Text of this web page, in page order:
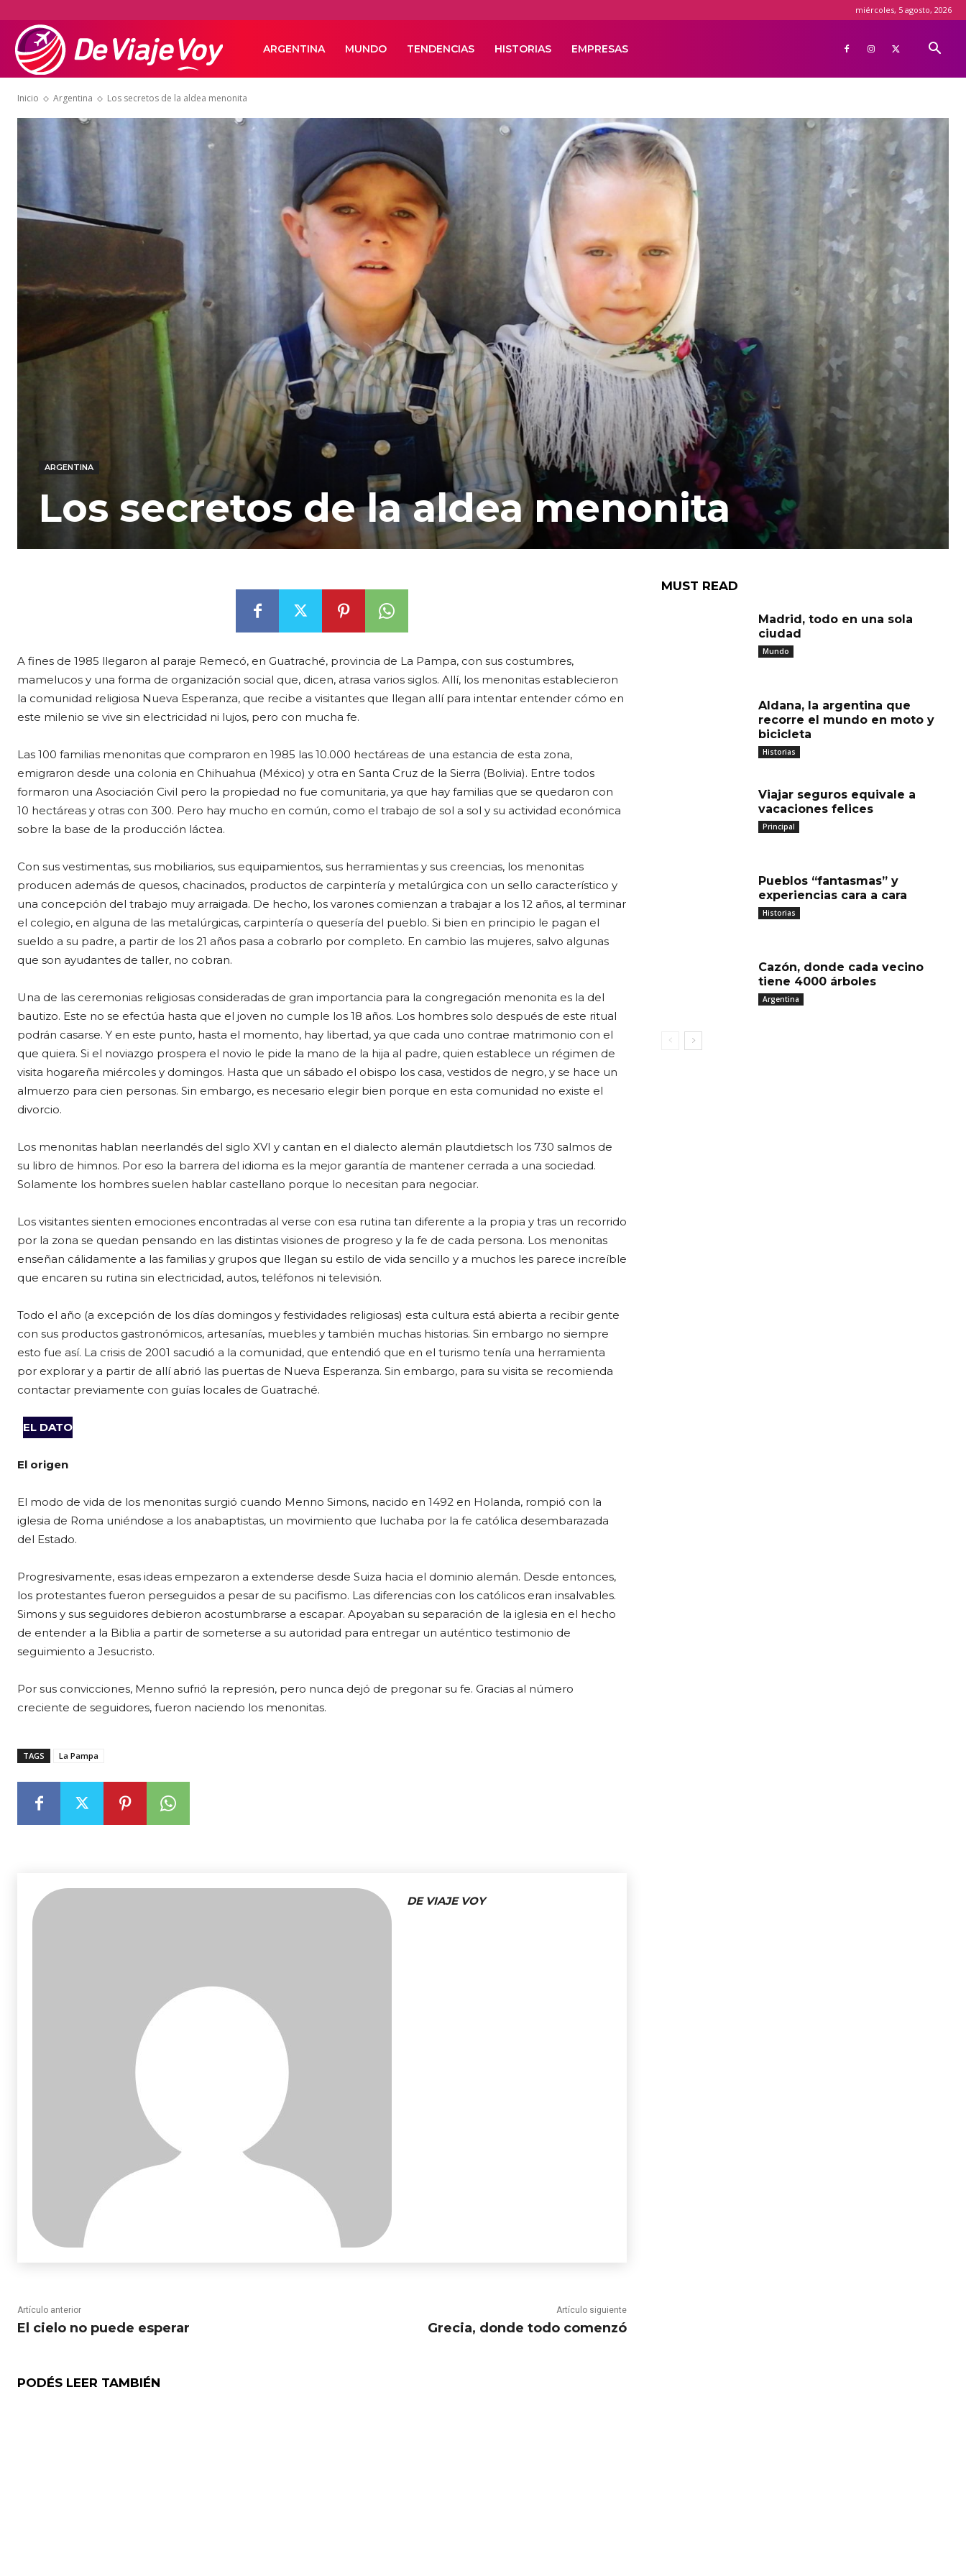
miércoles, 5 agosto, 2026
De
Viaje
ARGENTINA MUNDO TENDENCIAS HISTORIAS EMPRESAS
Inicio Argentina Los secretos de la aldea menonita
ARGENTINA
Los secretos de la aldea menonita
A fines de 1985 llegaron al paraje Remecó, en Guatraché, provincia de La Pampa, con sus costumbres,
mamelucos y una forma de organización social que, dicen, atrasa varios siglos. Allí, los menonitas establecieron
la comunidad religiosa Nueva Esperanza, que recibe a visitantes que llegan allí para intentar entender cómo en
este milenio se vive sin electricidad ni lujos, pero con mucha fe.
Las 100 familias menonitas que compraron en 1985 las 10.000 hectáreas de una estancia de esta zona,
emigraron desde una colonia en Chihuahua (México) y otra en Santa Cruz de la Sierra (Bolivia). Entre todos
formaron una Asociación Civil pero la propiedad no fue comunitaria, ya que hay familias que se quedaron con
10 hectáreas y otras con 300. Pero hay mucho en común, como el trabajo de sol a sol y su actividad económica
sobre la base de la producción láctea.
Con sus vestimentas, sus mobiliarios, sus equipamientos, sus herramientas y sus creencias, los menonitas
producen además de quesos, chacinados, productos de carpintería y metalúrgica con un sello característico y
una concepción del trabajo muy arraigada. De hecho, los varones comienzan a trabajar a los 12 años, al terminar
el colegio, en alguna de las metalúrgicas, carpintería o quesería del pueblo. Si bien en principio le pagan el
sueldo a su padre, a partir de los 21 años pasa a cobrarlo por completo. En cambio las mujeres, salvo algunas
que son ayudantes de taller, no cobran.
Una de las ceremonias religiosas consideradas de gran importancia para la congregación menonita es la del
bautizo. Este no se efectúa hasta que el joven no cumple los 18 años. Los hombres solo después de este ritual
podrán casarse. Y en este punto, hasta el momento, hay libertad, ya que cada uno contrae matrimonio con el
que quiera. Si el noviazgo prospera el novio le pide la mano de la hija al padre, quien establece un régimen de
visita hogareña miércoles y domingos. Hasta que un sábado el obispo los casa, vestidos de negro, y se hace un
almuerzo para cien personas. Sin embargo, es necesario elegir bien porque en esta comunidad no existe el
divorcio.
Los menonitas hablan neerlandés del siglo XVI y cantan en el dialecto alemán plautdietsch los 730 salmos de
su libro de himnos. Por eso la barrera del idioma es la mejor garantía de mantener cerrada a una sociedad.
Solamente los hombres suelen hablar castellano porque lo necesitan para negociar.
Los visitantes sienten emociones encontradas al verse con esa rutina tan diferente a la propia y tras un recorrido
por la zona se quedan pensando en las distintas visiones de progreso y la fe de cada persona. Los menonitas
enseñan cálidamente a las familias y grupos que llegan su estilo de vida sencillo y a muchos les parece increíble
que encaren su rutina sin electricidad, autos, teléfonos ni televisión.
Todo el año (a excepción de los días domingos y festividades religiosas) esta cultura está abierta a recibir gente
con sus productos gastronómicos, artesanías, muebles y también muchas historias. Sin embargo no siempre
esto fue así. La crisis de 2001 sacudió a la comunidad, que entendió que en el turismo tenía una herramienta
por explorar y a partir de allí abrió las puertas de Nueva Esperanza. Sin embargo, para su visita se recomienda
contactar previamente con guías locales de Guatraché.
EL DATO
El origen
El modo de vida de los menonitas surgió cuando Menno Simons, nacido en 1492 en Holanda, rompió con la
iglesia de Roma uniéndose a los anabaptistas, un movimiento que luchaba por la fe católica desembarazada
del Estado.
Progresivamente, esas ideas empezaron a extenderse desde Suiza hacia el dominio alemán. Desde entonces,
los protestantes fueron perseguidos a pesar de su pacifismo. Las diferencias con los católicos eran insalvables.
Simons y sus seguidores debieron acostumbrarse a escapar. Apoyaban su separación de la iglesia en el hecho
de entender a la Biblia a partir de someterse a su autoridad para entregar un auténtico testimonio de
seguimiento a Jesucristo.
Por sus convicciones, Menno sufrió la represión, pero nunca dejó de pregonar su fe. Gracias al número
creciente de seguidores, fueron naciendo los menonitas.
TAGS La Pampa
DE VIAJE VOY
Artículo anterior
El cielo no puede esperar
Artículo siguiente
Grecia, donde todo comenzó
PODÉS LEER TAMBIÉN
MUST READ
Madrid, todo en una sola
ciudad
Mundo
Aldana, la argentina que
recorre el mundo en moto y
bicicleta
Historias
Viajar seguros equivale a
vacaciones felices
Principal
Pueblos “fantasmas” y
experiencias cara a cara
Historias
Cazón, donde cada vecino
tiene 4000 árboles
Argentina